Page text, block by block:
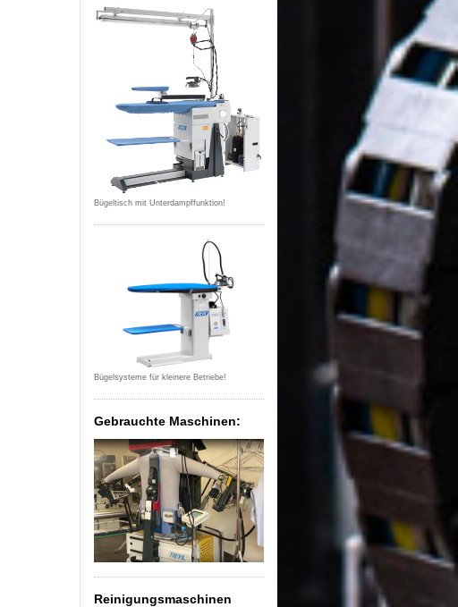
Bügeltisch mit Unterdampffunktion!
Bügelsysteme für kleinere Betriebe!
Gebrauchte Maschinen:
Reinigungsmaschinen